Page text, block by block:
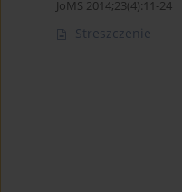
JoMS 2014;23(4):11-24
Streszczenie